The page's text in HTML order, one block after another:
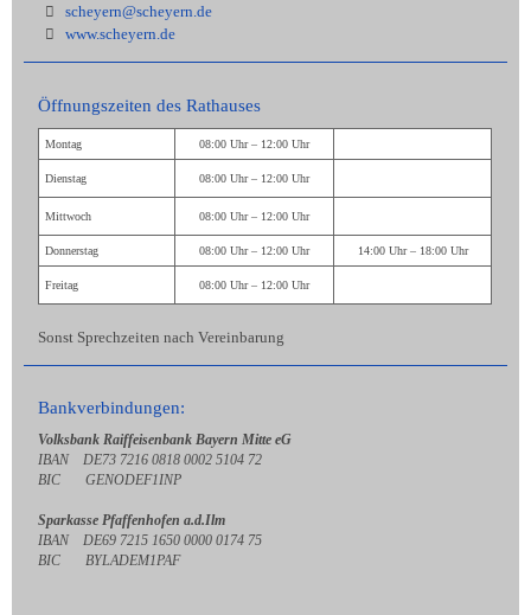
scheyern@scheyern.de
www.scheyern.de
Öffnungszeiten des Rathauses
Montag 08:00 Uhr – 12:00 Uhr
Dienstag 08:00 Uhr – 12:00 Uhr
Mittwoch 08:00 Uhr – 12:00 Uhr
Donnerstag 08:00 Uhr – 12:00 Uhr 14:00 Uhr – 18:00 Uhr
Freitag 08:00 Uhr – 12:00 Uhr
Sonst Sprechzeiten nach Vereinbarung
Bankverbindungen:
Volksbank Raiffeisenbank Bayern Mitte eG
IBAN DE73 7216 0818 0002 5104 72
BIC GENODEF1INP
Sparkasse Pfaffenhofen a.d.Ilm
IBAN DE69 7215 1650 0000 0174 75
BIC BYLADEM1PAF